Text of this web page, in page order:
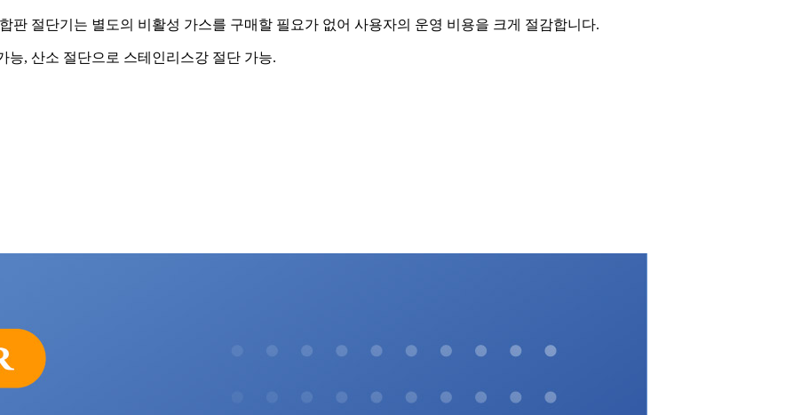
판 절단기는 별도의 비활성 가스를 구매할 필요가 없어 사용자의 운영 비용을 크게 절감합니다.
능, 산소 절단으로 스테인리스강 절단 가능.